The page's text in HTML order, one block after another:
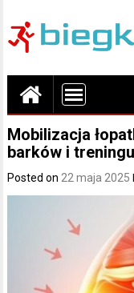
Mobilizacja
barków i treningu
Posted on 22 maja 2025